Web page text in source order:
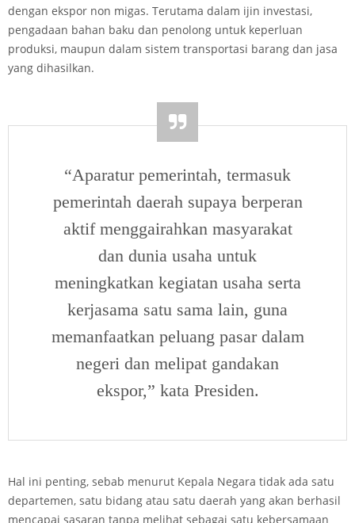
dengan ekspor non migas. Terutama dalam ijin investasi,
pengadaan bahan baku dan penolong untuk keperluan
produksi, maupun dalam sistem transportasi barang dan jasa
yang dihasilkan.
“Aparatur pemerintah, termasuk
pemerintah daerah supaya berperan
aktif menggairahkan masyarakat
dan dunia usaha untuk
meningkatkan kegiatan usaha serta
kerjasama satu sama lain, guna
memanfaatkan peluang pasar dalam
negeri dan melipat gandakan
ekspor,” kata Presiden.
Hal ini penting, sebab menurut Kepala Negara tidak ada satu
departemen, satu bidang atau satu daerah yang akan berhasil
mencapai sasaran tanpa melihat sebagai satu kebersamaan